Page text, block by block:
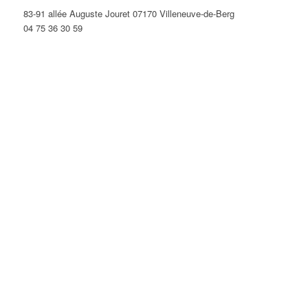
83-91 allée Auguste Jouret 07170 Villeneuve-de-Berg
04 75 36 30 59